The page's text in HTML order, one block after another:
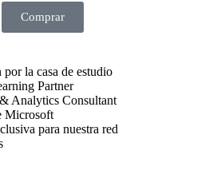
Comprar
la casa de estudio
Partner
Analytics Consultant
Microsoft
para nuestra red